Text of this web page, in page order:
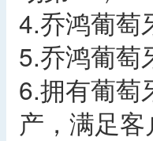
4.乔鸿葡萄
5.乔鸿葡萄
6.拥有葡萄
产，满足客